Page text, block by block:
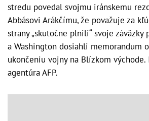
stredu povedal svojmu iránskemu
Abbásovi Arákčímu, že považuje za
strany „skutočne plnili“ svoje záväzky
a Washington dosiahli memorandum
ukončeniu vojny na Blízkom
agentúra AFP.